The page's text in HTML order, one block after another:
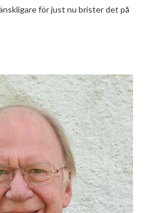
för just nu brister det på